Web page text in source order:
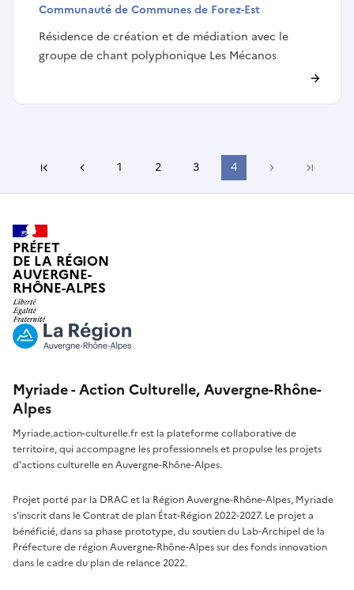
Communauté de Communes de Forez-Est
Résidence de création et de médiation avec le
groupe de chant polyphonique Les Mécanos
Première pagePage précédente
1 2 3 4 PageDernière
PRÉFET
DE LA RÉGION
AUVERGNE-
RHÔNE-ALPES
Myriade - Action Culturelle, Auvergne-Rhône-
Alpes
Myriade.action-culturelle.fr est la plateforme collaborative de
territoire, qui accompagne les professionnels et propulse les projets
d'actions culturelle en Auvergne-Rhône-Alpes.
Projet porté par la DRAC et la Région Auvergne-Rhône-Alpes, Myriade
s'inscrit dans le Contrat de plan État-Région 2022-2027. Le projet a
bénéficié, dans sa phase prototype, du soutien du Lab-Archipel de la
Préfecture de région Auvergne-Rhône-Alpes sur des fonds innovation
dans le cadre du plan de relance 2022.